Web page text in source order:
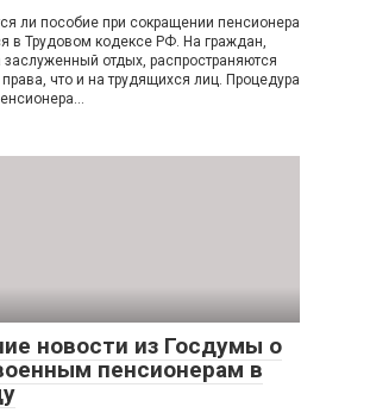
ли пособие при сокращении пенсионера
в Трудовом кодексе РФ. На граждан,
отдых, распространяются
что и на трудящихся лиц. Процедура
новости из Госдумы о
пенсионерам в